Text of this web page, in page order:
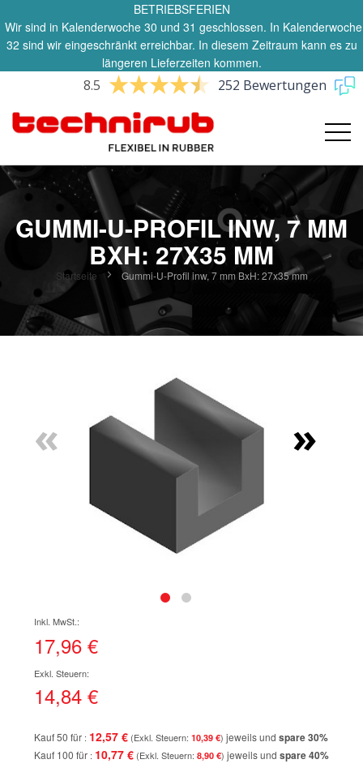
BETRIEBSFERIEN
Wir sind in Kalenderwoche 30 und 31 geschlossen. In Kalenderwoche
32 sind wir eingeschränkt erreichbar. In diesem Zeitraum kann es zu
längeren Lieferzeiten kommen.
8.5 252 Bewertungen
GUMMI-U-PROFIL INW, 7 MM
BXH: 27X35 MM
Startseite Gummi-U-Profil inw, 7 mm BxH: 27x35 mm
springen
« »
der
Bildgalerie
17,96 €
14,84 €
Kauf 50 für 12,57 € 10,39 € jeweils und spare30%
Kauf 100 für 10,77 € 8,90 € jeweils und spare40%